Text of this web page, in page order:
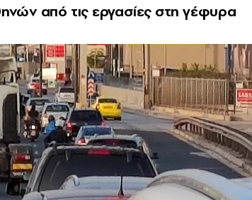
από τις εργασίες στη γέφυρα